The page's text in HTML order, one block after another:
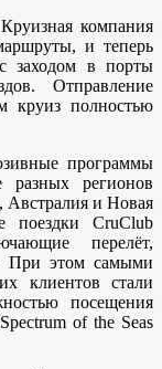
компания
и теперь
заходом в порты
Отправление
круиз полностью
программы
разных регионов
и Новая
поездки CruClub
перелёт,
При этом самыми
клиентов стали
посещения
of the Seas